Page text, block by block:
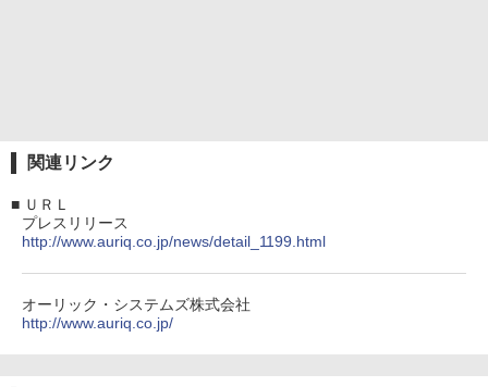
関連リンク
■ ＵＲＬ
プレスリリース
http://www.auriq.co.jp/news/detail_1199.html
オーリック・システムズ株式会社
http://www.auriq.co.jp/